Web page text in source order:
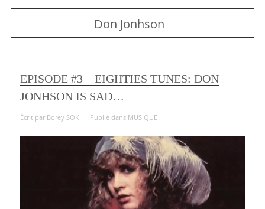
Don Jonhson
EPISODE #3 – EIGHTIES TUNES: DON
JONHSON IS SAD…
Écrit par Borey SOK Publié dans MUSIQUE